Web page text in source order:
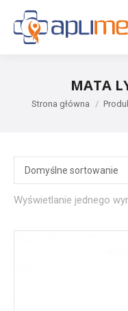
MATA
Jesteś tutaj:
Strona główna
Wyświetlanie jednego